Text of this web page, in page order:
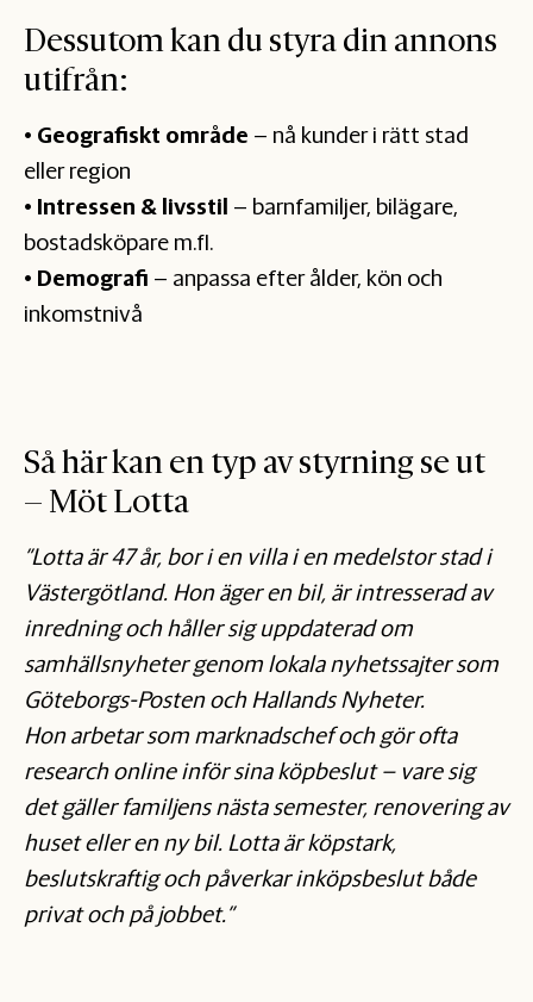
Dessutom kan du styra din annons
utifrån:
• Geografiskt område – nå kunder i rätt stad
eller region
• Intressen & livsstil – barnfamiljer, bilägare,
bostadsköpare m.fl.
• Demografi – anpassa efter ålder, kön och
inkomstnivå
Så här kan en typ av styrning se ut
– Möt Lotta
”Lotta är 47 år, bor i en villa i en medelstor stad i
Västergötland. Hon äger en bil, är intresserad av
inredning och håller sig uppdaterad om
samhällsnyheter genom lokala nyhetssajter som
Göteborgs-Posten och Hallands Nyheter.
Hon arbetar som marknadschef och gör ofta
research online inför sina köpbeslut – vare sig
det gäller familjens nästa semester, renovering av
huset eller en ny bil. Lotta är köpstark,
beslutskraftig och påverkar inköpsbeslut både
privat och på jobbet.”